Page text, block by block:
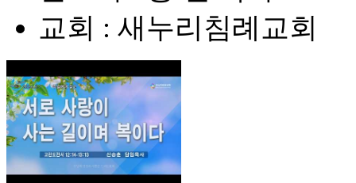
교회 : 새누리침례교회